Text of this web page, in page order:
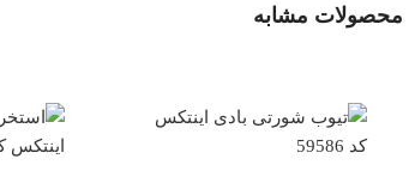
محصولات مشابه